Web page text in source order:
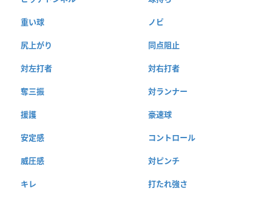
重い球 ノビ
尻上がり 同点阻止
対左打者 対右打者
奪三振 対ランナー
援護 豪速球
安定感 コントロール
威圧感 対ピンチ
キレ 打たれ強さ